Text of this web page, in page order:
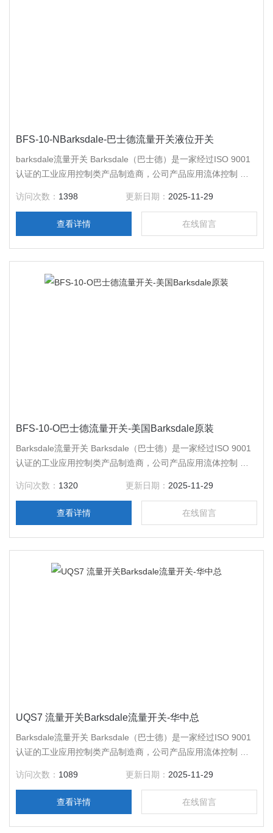
BFS-10-NBarksdale-巴士德流量开关液位开关
barksdale流量开关 Barksdale（巴士德）是一家经过ISO 9001
认证的工业应用控制类产品制造商，公司产品应用流体控制 与
在德国Reichelsheim拥有生产设施 ， 遍布*。
访问次数： 1398 更新日期： 2025-11-29
查看详情 在线留言
BFS-10-O巴士德流量开关-美国Barksdale原装
Barksdale流量开关 Barksdale（巴士德）是一家经过ISO 9001
认证的工业应用控制类产品制造商，公司产品应用流体控制 与
在德国Reichelsheim拥有生产设施 ， 遍布*。
访问次数： 1320 更新日期： 2025-11-29
查看详情 在线留言
UQS7 流量开关Barksdale流量开关-华中总
Barksdale流量开关 Barksdale（巴士德）是一家经过ISO 9001
认证的工业应用控制类产品制造商，公司产品应用流体控制 与
在德国Reichelsheim拥有生产设施 ， 遍布*。
访问次数： 1089 更新日期： 2025-11-29
查看详情 在线留言